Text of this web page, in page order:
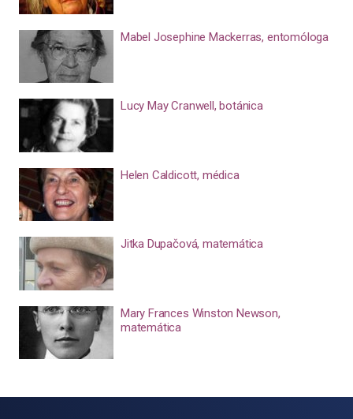
Mabel Josephine Mackerras, entomóloga
Lucy May Cranwell, botánica
Helen Caldicott, médica
Jitka Dupačová, matemática
Mary Frances Winston Newson,
matemática